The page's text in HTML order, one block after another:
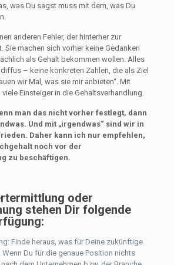
was Du sagst muss mit dem, was Du
anderen Fehler, der hinterher zur
Sie machen sich vorher keine Gedanken
als Gehalt bekommen wollen. Alles
– keine konkreten Zahlen, die als Ziel
wir Mal, was sie mir anbieten“. Mit
Einsteiger in die Gehaltsverhandlung.
man das nicht vorher festlegt, dann
Und mit „irgendwas“ sind wir in
Daher kann ich nur empfehlen,
noch vor der
zu beschäftigen.
oder
stehen Dir folgende
Finde heraus, was für Deine zukünftige
Du für die genaue Position nichts